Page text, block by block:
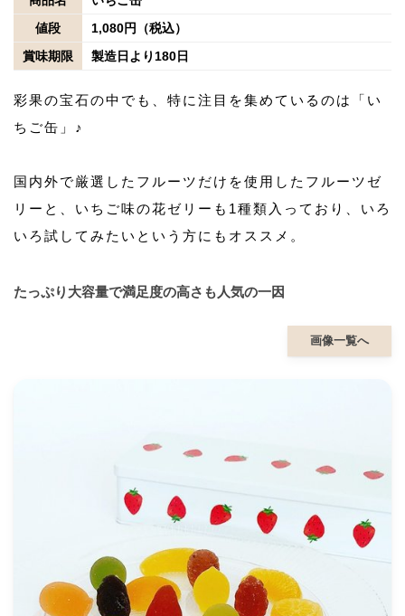
値段
1,080円（税込）
賞味期限
製造日より180日
彩果の宝石の中でも、特に注目を集めているのは「い
ちご缶」♪
国内外で厳選したフルーツだけを使用したフルーツゼ
リーと、いちご味の花ゼリーも1種類入っており、いろ
いろ試してみたいという方にもオススメ。
たっぷり大容量で満足度の高さも人気の一因
画像一覧へ